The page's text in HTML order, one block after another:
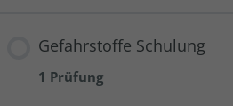
Gefahrstoffe Schulung
1 Prüfung